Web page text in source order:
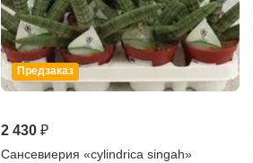
Предзаказ
2 430 ₽
Сансевиерия «cylindrica singah»